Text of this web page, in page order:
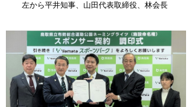
左から平井知事、山田代表取締役、林会長